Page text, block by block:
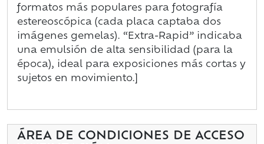
formatos más populares para fotografía
estereoscópica (cada placa captaba dos
imágenes gemelas). “Extra-Rapid” indicaba
una emulsión de alta sensibilidad (para la
época), ideal para exposiciones más cortas y
sujetos en movimiento.]
ÁREA DE CONDICIONES DE ACCESO